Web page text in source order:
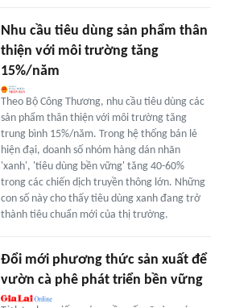
Nhu cầu tiêu dùng sản phẩm thân
thiện với môi trường tăng
15%/năm
Theo Bộ Công Thương, nhu cầu tiêu dùng các
sản phẩm thân thiện với môi trường tăng
trung bình 15%/năm. Trong hệ thống bán lẻ
hiện đại, doanh số nhóm hàng dán nhãn
'xanh', 'tiêu dùng bền vững' tăng 40-60%
trong các chiến dịch truyền thông lớn. Những
con số này cho thấy tiêu dùng xanh đang trở
thành tiêu chuẩn mới của thị trường.
Đổi mới phương thức sản xuất để
vườn cà phê phát triển bền vững